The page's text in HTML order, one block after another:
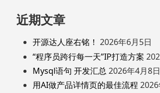
近期文章
开源达人座右铭！ 2026年6月5日
“程序员跨行每一天”IP打造方案
Mysql语句 开发汇总 2026年4月8日
用AI做产品详情页的最佳流程